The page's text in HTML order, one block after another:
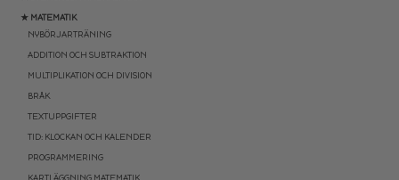
★ MATEMATIK
NYBÖRJARTRÄNING
ADDITION OCH SUBTRAKTION
MULTIPLIKATION OCH DIVISION
BRÅK
TEXTUPPGIFTER
TID: KLOCKAN OCH KALENDER
PROGRAMMERING
KARTLÄGGNING MATEMATIK